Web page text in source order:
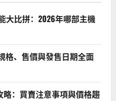
大比拼：2026年哪部主機
格、售價與發售日期全面
：買賣注意事項與價格趨